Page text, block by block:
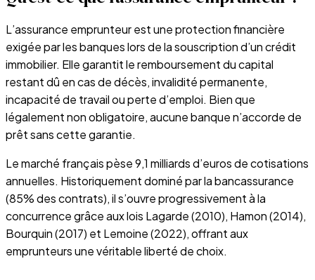
L’assurance emprunteur est une protection financière
exigée par les banques lors de la souscription d’un crédit
immobilier. Elle garantit le remboursement du capital
restant dû en cas de décès, invalidité permanente,
incapacité de travail ou perte d’emploi. Bien que
légalement non obligatoire, aucune banque n’accorde de
prêt sans cette garantie.
Le marché français pèse 9,1 milliards d’euros de cotisations
annuelles. Historiquement dominé par la bancassurance
(85% des contrats), il s’ouvre progressivement à la
concurrence grâce aux lois Lagarde (2010), Hamon (2014),
Bourquin (2017) et Lemoine (2022), offrant aux
emprunteurs une véritable liberté de choix.